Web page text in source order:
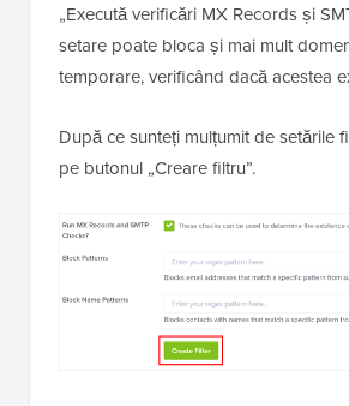
„Execută verificări MX Records și
setare poate bloca și mai mult
temporare, verificând dacă acestea
După ce sunteți mulțumit de setările
pe butonul „Creare filtru”.